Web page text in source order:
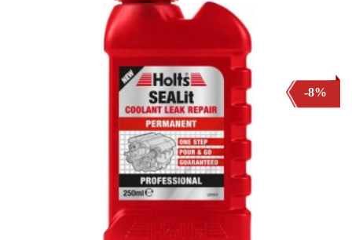
-8%